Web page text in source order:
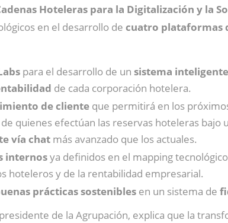
Hoteleras para la Digitalización y la
en el desarrollo de cuatro plataformas
para el desarrollo de un sistema
de cada corporación hotelera.
de cliente que permitirá en los
quienes efectúan las reservas hoteleras bajo
vía chat más avanzado que los actuales.
internosya definidos en el mapping
hoteleros y de la rentabilidad empresarial.
prácticas sostenibles en un sistema de
de la Agrupación, explica que la